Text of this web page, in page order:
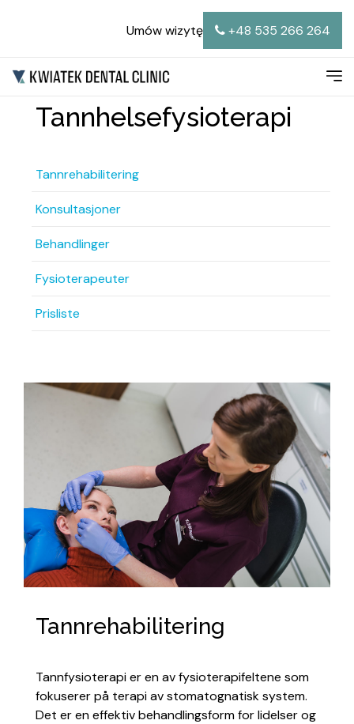
Umów wizytę +48 535 266 264
Tannhelsefysioterapi
Tannrehabilitering
Konsultasjoner
Behandlinger
Fysioterapeuter
Prisliste
Tannrehabilitering
Tannfysioterapi er en av fysioterapifeltene som
fokuserer på terapi av stomatognatisk system.
Det er en effektiv behandlingsform for lidelser og